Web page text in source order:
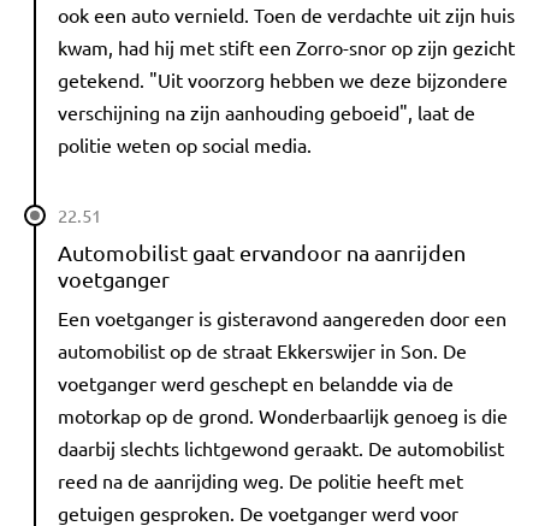
ook een auto vernield. Toen de verdachte uit zijn huis
kwam, had hij met stift een Zorro-snor op zijn gezicht
getekend. "Uit voorzorg hebben we deze bijzondere
verschijning na zijn aanhouding geboeid", laat de
politie weten op social media.
22.51
Automobilist gaat ervandoor na aanrijden
voetganger
Een voetganger is gisteravond aangereden door een
automobilist op de straat Ekkerswijer in Son. De
voetganger werd geschept en belandde via de
motorkap op de grond. Wonderbaarlijk genoeg is die
daarbij slechts lichtgewond geraakt. De automobilist
reed na de aanrijding weg. De politie heeft met
getuigen gesproken. De voetganger werd voor